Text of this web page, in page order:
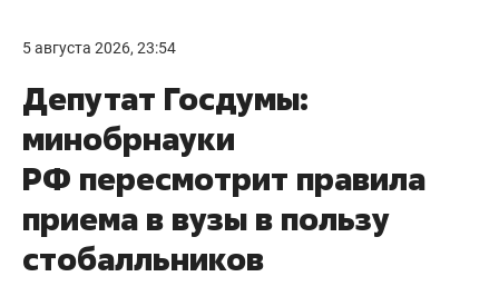
5 августа 2026, 23:54
Депутат Госдумы:
минобрнауки
РФ пересмотрит правила
приема в вузы в пользу
стобалльников